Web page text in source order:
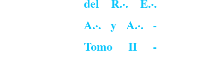
A.·. y A.·. -
Tomo II -